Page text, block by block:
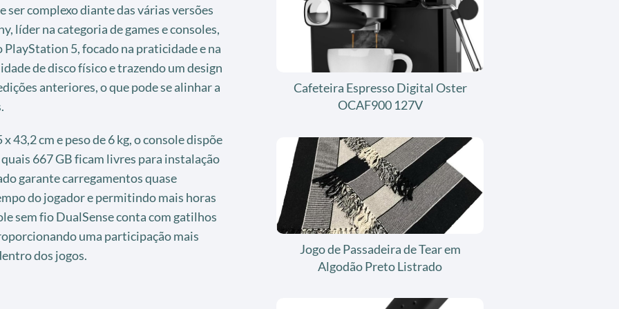
ser complexo diante das várias versões
líder na categoria de games e consoles,
5, focado na praticidade e na
de disco físico e trazendo um design
anteriores, o que pode se alinhar a
43,2 cm e peso de 6 kg, o console dispõe
667 GB ficam livres para instalação
garante carregamentos quase
do jogador e permitindo mais horas
sem fio DualSense conta com gatilhos
uma participação mais
dos jogos.
Cafeteira Espresso Digital Oster
OCAF900 127V
Jogo de Passadeira de Tear em
Algodão Preto Listrado